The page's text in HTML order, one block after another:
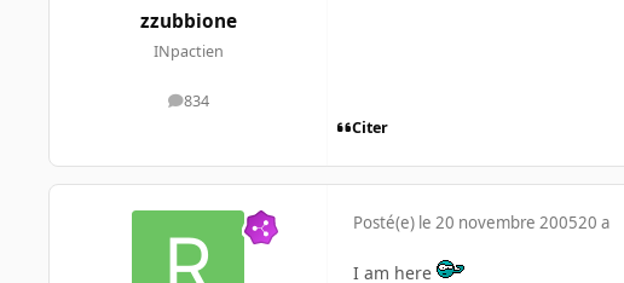
zzubbione
INpactien
834
messages
Citer
Posté(e) le 20 novembre 200520 a
I am here